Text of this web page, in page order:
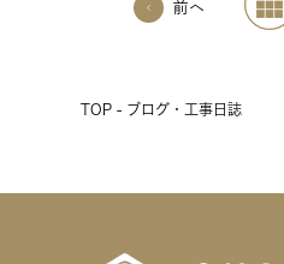
前へ
TOP - ブログ・工事日誌